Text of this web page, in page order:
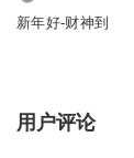
新年好-财神到
用户评论